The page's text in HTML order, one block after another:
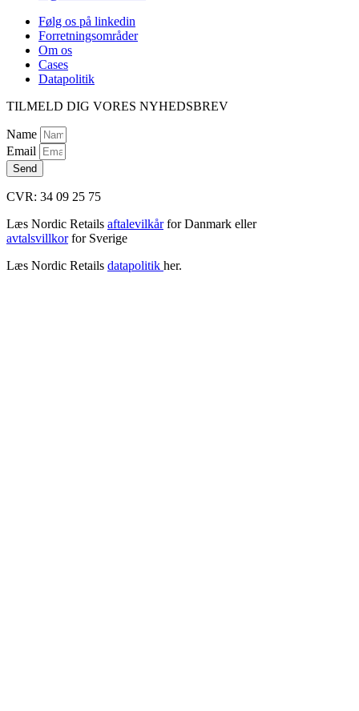
Følg os på linkedin
Forretningsområder
Om os
Cases
Datapolitik
TILMELD DIG VORES NYHEDSBREV
Name
Email
Send
CVR: 34 09 25 75
Læs Nordic Retails aftalevilkårfor Danmark eller
avtalsvillkorfor Sverige
Læs Nordic Retails datapolitik her.